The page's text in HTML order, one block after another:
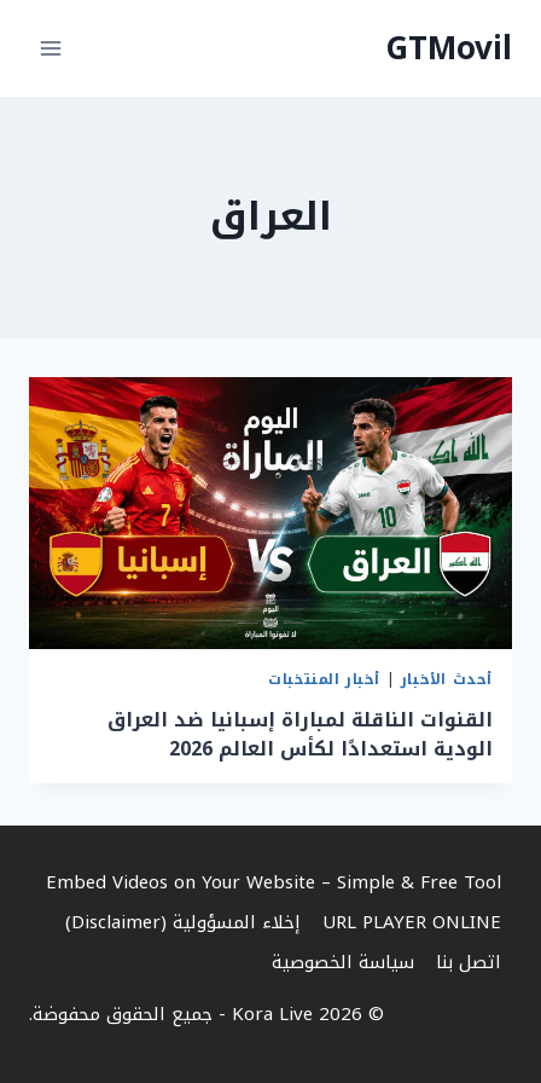
GTMovil
العراق
أحدث الأخبار| أخبار المنتخبات
القنوات الناقلة لمباراة إسبانيا ضد العراق
الودية استعدادًا لكأس العالم 2026
Embed Videos on Your Website – Simple & Free Tool
URL PLAYER ONLINE
إخلاء المسؤولية (Disclaimer)
اتصل بنا
سياسة الخصوصية
© 2026 Kora Live - جميع الحقوق محفوضة.